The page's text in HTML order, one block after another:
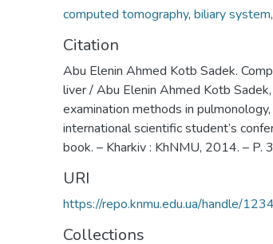
computed tomography, biliary system,
Citation
Abu Elenin Ahmed Kotb Sadek.
liver / Abu Elenin Ahmed Kotb
examination methods in
international scientific student’s
book. – Kharkiv : KhNMU, 2014. – P.
URI
https://repo.knmu.edu.ua/handle/
Collections